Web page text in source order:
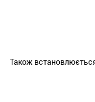
Також встановлюється